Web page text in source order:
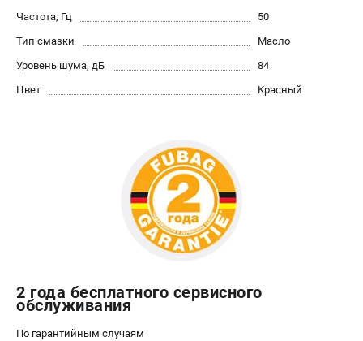
Частота, Гц
50
Тип смазки
Масло
Уровень шума, дБ
84
Цвет
Красный
2 года бесплатного сервисного
обслуживания
По гарантийным случаям